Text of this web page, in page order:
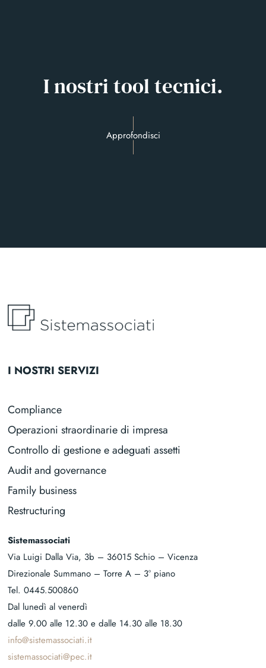
I nostri tool tecnici.
Approfondisci
I NOSTRI SERVIZI
Compliance
Operazioni straordinarie di impresa
Controllo di gestione e adeguati assetti
Audit and governance
Family business
Restructuring
Sistemassociati
Via Luigi Dalla Via, 3b – 36015 Schio – Vicenza
Direzionale Summano – Torre A – 3° piano
Tel.0445.500860
Dal lunedì al venerdì
dalle 9.00 alle 12.30 e dalle 14.30 alle 18.30
info@sistemassociati.it
sistemassociati@pec.it